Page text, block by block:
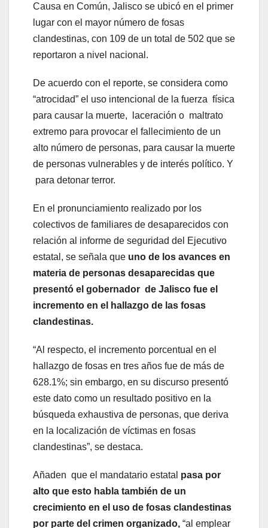
Causa en Común, Jalisco se ubicó en el primer
lugar con el mayor número de fosas
clandestinas, con 109 de un total de 502 que se
reportaron a nivel nacional.
De acuerdo con el reporte, se considera como
“atrocidad” el uso intencional de la fuerza física
para causar la muerte, laceración o maltrato
extremo para provocar el fallecimiento de un
alto número de personas, para causar la muerte
de personas vulnerables y de interés político. Y
para detonar terror.
En el pronunciamiento realizado por los
colectivos de familiares de desaparecidos con
relación al informe de seguridad del Ejecutivo
estatal, se señala que uno de los avances en
materia de personas desaparecidas que
presentó el gobernador de Jalisco fue el
incremento en el hallazgo de las fosas
clandestinas.
“Al respecto, el incremento porcentual en el
hallazgo de fosas en tres años fue de más de
628.1%; sin embargo, en su discurso presentó
este dato como un resultado positivo en la
búsqueda exhaustiva de personas, que deriva
en la localización de víctimas en fosas
clandestinas”, se destaca.
Añaden que el mandatario estatal pasa por
alto que esto habla también de un
crecimiento en el uso de fosas clandestinas
por parte del crimen organizado, “al emplear